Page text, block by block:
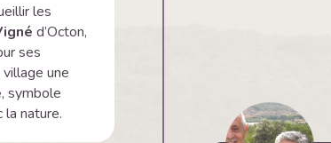
les
d’Octon,
ses
une
, symbole
la nature.